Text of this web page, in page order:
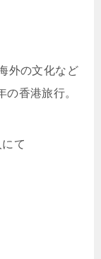
外の文化など
香港旅行。
て